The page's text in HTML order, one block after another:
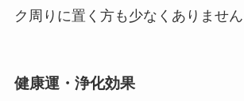
ク周りに置く方も少なくありません
健康運・浄化効果